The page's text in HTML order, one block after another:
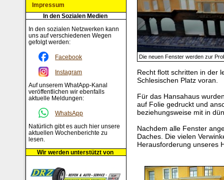
Die neuen Fenster werden zur
Recht flott schritten in der
Schlesischen Platz voran.
Für das Hansahaus
auf Folie gedruckt und
beziehungsweise mit in
Nachdem alle Fenster
Daches. Die vielen
Herausforderung unseres
Impressum
In den Sozialen Medien
In den sozialen Netzwerken kann
uns auf verschiedenen Wegen
gefolgt werden:
Facebook
Instagram
Auf unserem WhatApp-Kanal
veröffentlichen wir ebenfalls
aktuelle Meldungen:
WhatsApp
Natürlich gibt es auch hier unsere
aktuellen Wochenberichte zu
lesen.
Wir werden unterstützt von